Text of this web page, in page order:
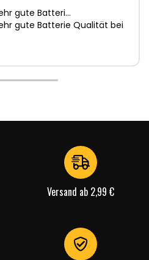
gute Batteri…
gute Batterie Qualität bei
Versand ab 2,99 €